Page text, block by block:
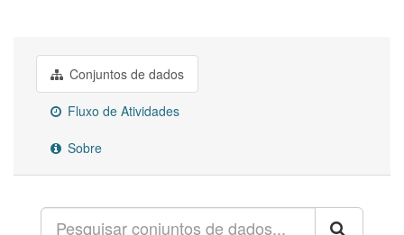
Conjuntos de dados
Fluxo de Atividades
Sobre